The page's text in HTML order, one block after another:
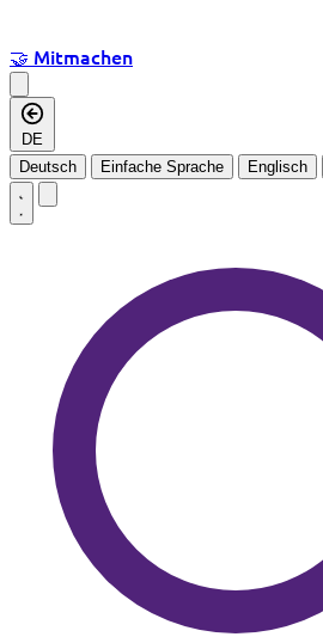
🤝 Mitmachen
DE
Deutsch
Einfache Sprache Englisch